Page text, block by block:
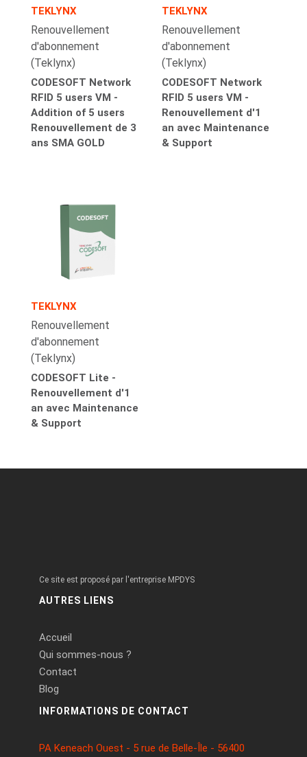
TEKLYNX
Renouvellement
d'abonnement
(Teklynx)
CODESOFT Network
RFID 5 users VM -
Addition of 5 users
Renouvellement de 3
ans SMA GOLD
TEKLYNX
Renouvellement
d'abonnement
(Teklynx)
CODESOFT Network
RFID 5 users VM -
Renouvellement d'1
an avec Maintenance
& Support
TEKLYNX
Renouvellement
d'abonnement
(Teklynx)
CODESOFT Lite -
Renouvellement d'1
an avec Maintenance
& Support
Ce site est proposé par l'entreprise MPDYS
AUTRES LIENS
Accueil
Qui sommes-nous ?
Contact
Blog
INFORMATIONS DE CONTACT
PA Keneach Ouest - 5 rue de Belle-Île - 56400